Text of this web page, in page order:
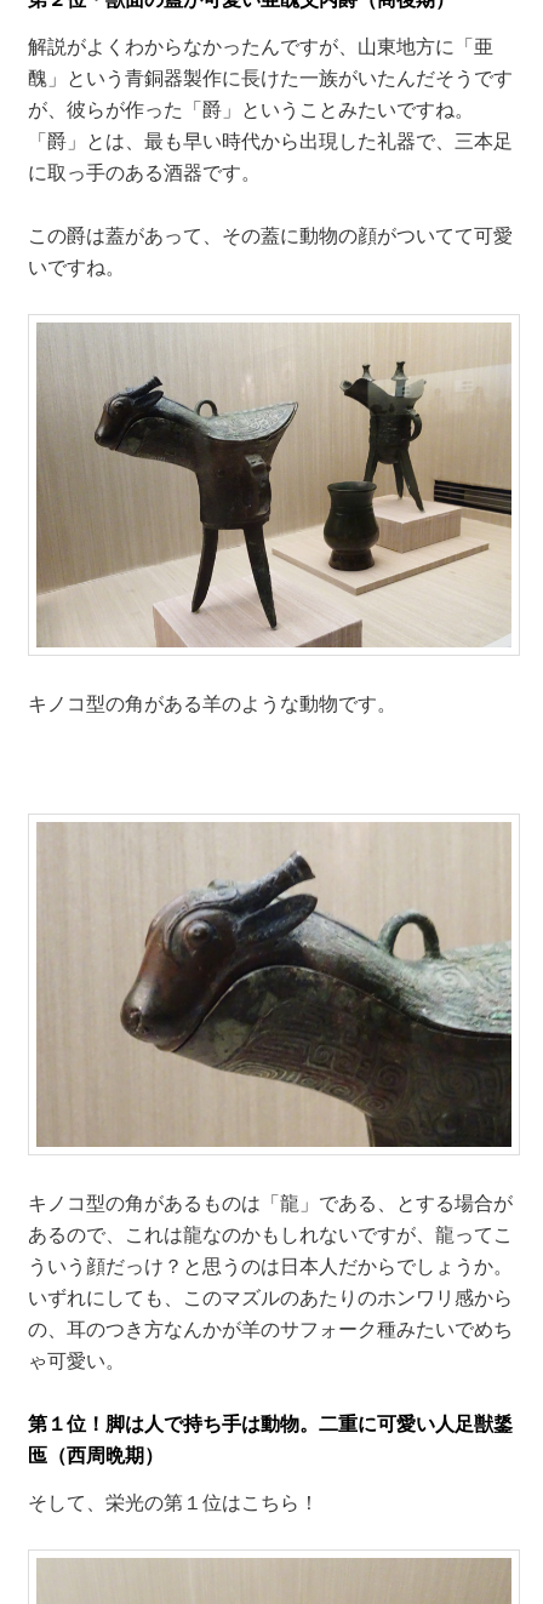
解説がよくわからなかったんですが、山東地方に「亜
醜」という青銅器製作に長けた一族がいたんだそうです
が、彼らが作った「爵」ということみたいですね。
「爵」とは、最も早い時代から出現した礼器で、三本足
に取っ手のある酒器です。
この爵は蓋があって、その蓋に動物の顔がついてて可愛
いですね。
キノコ型の角がある羊のような動物です。
キノコ型の角があるものは「龍」である、とする場合が
あるので、これは龍なのかもしれないですが、龍ってこ
ういう顔だっけ？と思うのは日本人だからでしょうか。
いずれにしても、このマズルのあたりのホンワリ感から
の、耳のつき方なんかが羊のサフォーク種みたいでめち
ゃ可愛い。
第１位！脚は人で持ち手は動物。二重に可愛い人足獣鋬
匜（西周晩期）
そして、栄光の第１位はこちら！